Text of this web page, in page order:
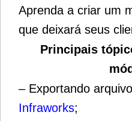
Aprenda a criar um
que deixará seus
Principais
– Exportando
Infraworks;